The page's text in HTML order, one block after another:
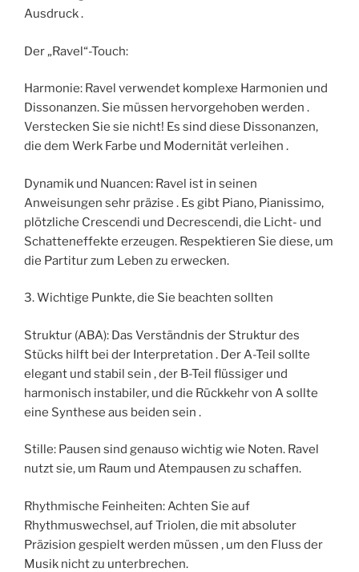
Ausdruck .
Der „Ravel“-Touch:
Harmonie: Ravel verwendet komplexe Harmonien und
Dissonanzen. Sie müssen hervorgehoben werden .
Verstecken Sie sie nicht! Es sind diese Dissonanzen,
die dem Werk Farbe und Modernität verleihen .
Dynamik und Nuancen: Ravel ist in seinen
Anweisungen sehr präzise . Es gibt Piano, Pianissimo,
plötzliche Crescendi und Decrescendi, die Licht- und
Schatteneffekte erzeugen. Respektieren Sie diese, um
die Partitur zum Leben zu erwecken.
3. Wichtige Punkte, die Sie beachten sollten
Struktur (ABA): Das Verständnis der Struktur des
Stücks hilft bei der Interpretation . Der A-Teil sollte
elegant und stabil sein , der B-Teil flüssiger und
harmonisch instabiler, und die Rückkehr von A sollte
eine Synthese aus beiden sein .
Stille: Pausen sind genauso wichtig wie Noten. Ravel
nutzt sie, um Raum und Atempausen zu schaffen.
Rhythmische Feinheiten: Achten Sie auf
Rhythmuswechsel, auf Triolen, die mit absoluter
Präzision gespielt werden müssen , um den Fluss der
Musik nicht zu unterbrechen.